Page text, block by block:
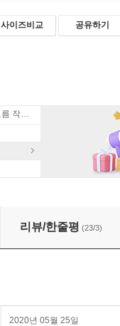
사이즈비교 공유하기
뮤지컬 〈휴남동 서점〉X 황보름 작가 북토크
리뷰/한줄평 (23/3)
2020년 05월 25일